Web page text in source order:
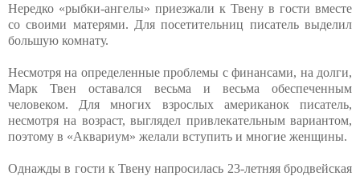
Нередко «рыбки-ангелы» приезжали к Твену в гости вместе
со своими матерями. Для посетительниц писатель выделил
большую комнату.
Несмотря на определенные проблемы с финансами, на долги,
Марк Твен оставался весьма и весьма обеспеченным
человеком. Для многих взрослых американок писатель,
несмотря на возраст, выглядел привлекательным вариантом,
поэтому в «Аквариум» желали вступить и многие женщины.
Однажды в гости к Твену напросилась 23-летняя бродвейская